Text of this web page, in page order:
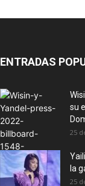
ENTRADAS
su
25
la
25